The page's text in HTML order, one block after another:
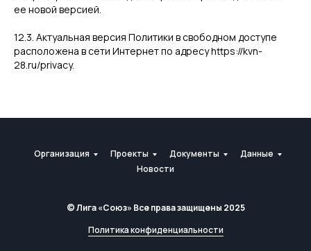
ее новой версией.
12.3. Актуальная версия Политики в свободном доступе
расположена в сети Интернет по адресу https://kvn-
28.ru/privacy.
Организация Проекты Документы
Данные
Новости
© Лига «Союз» Все права защищены 2025
Политика конфиденциальности